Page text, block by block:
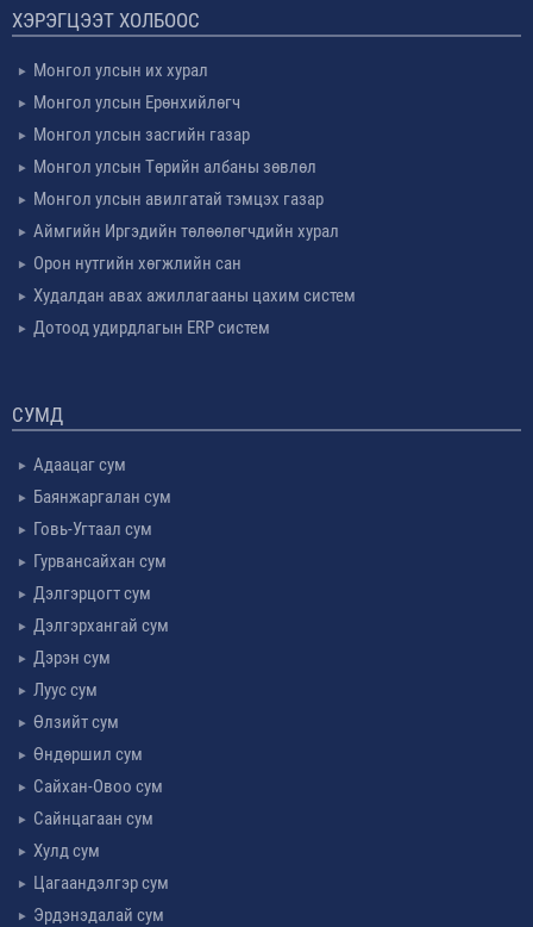
ХЭРЭГЦЭЭТ ХОЛБООС
Монгол улсын их хурал
Монгол улсын Ерөнхийлөгч
Монгол улсын засгийн газар
Монгол улсын Төрийн албаны зөвлөл
Монгол улсын авилгатай тэмцэх газар
Аймгийн Иргэдийн төлөөлөгчдийн хурал
Орон нутгийн хөгжлийн сан
Худалдан авах ажиллагааны цахим систем
Дотоод удирдлагын ERP систем
СУМД
Адаацаг сум
Баянжаргалан сум
Говь-Угтаал сум
Гурвансайхан сум
Дэлгэрцогт сум
Дэлгэрхангай сум
Дэрэн сум
Луус сум
Өлзийт сум
Өндөршил сум
Сайхан-Овоо сум
Сайнцагаан сум
Хулд сум
Цагаандэлгэр сум
Эрдэнэдалай сум